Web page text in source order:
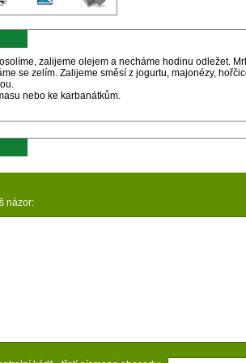
zalijeme olejem a necháme hodinu odležet.
se zelím. Zalijeme směsí z jogurtu, majonézy,
nebo ke karbanátkům.
názor: